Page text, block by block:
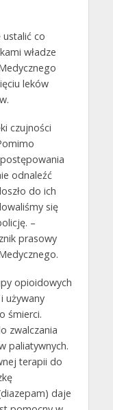
ustalić co
władze
leków
czujności
odnaleźć
do ich
się
–
prasowy
opioidowych
używany
śmierci.
zwalczania
paliatywnych.
terapii do
daje